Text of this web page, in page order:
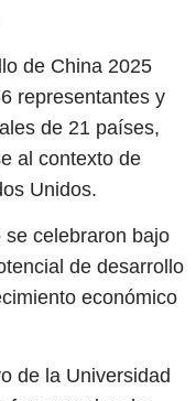
de China 2025
representantes y
de 21 países,
al contexto de
Unidos.
celebraron bajo
de desarrollo
económico
de la Universidad